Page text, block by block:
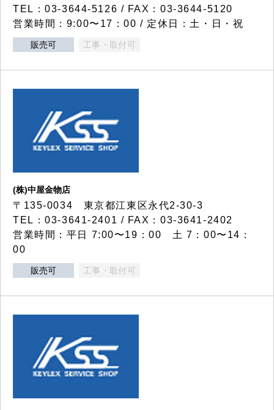
TEL：03-3644-5126 / FAX：03-3644-5120
営業時間：9:00〜17：00 / 定休日：土・日・祝
販売可 工事・取付可
(株)中屋金物店
〒135-0034 東京都江東区永代2-30-3
TEL：03-3641-2401 / FAX：03-3641-2402
営業時間：平日 7:00〜19：00 土 7：00〜14：
00
販売可 工事・取付可